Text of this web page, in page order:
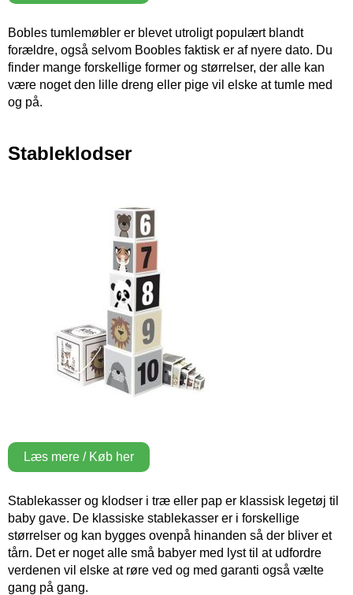
Bobles tumlemøbler er blevet utroligt populært blandt
forældre, også selvom Boobles faktisk er af nyere dato. Du
finder mange forskellige former og størrelser, der alle kan
være noget den lille dreng eller pige vil elske at tumle med
og på.
Stableklodser
Læs mere / Køb her
Stablekasser og klodser i træ eller pap er klassisk legetøj til
baby gave. De klassiske stablekasser er i forskellige
størrelser og kan bygges ovenpå hinanden så der bliver et
tårn. Det er noget alle små babyer med lyst til at udfordre
verdenen vil elske at røre ved og med garanti også vælte
gang på gang.